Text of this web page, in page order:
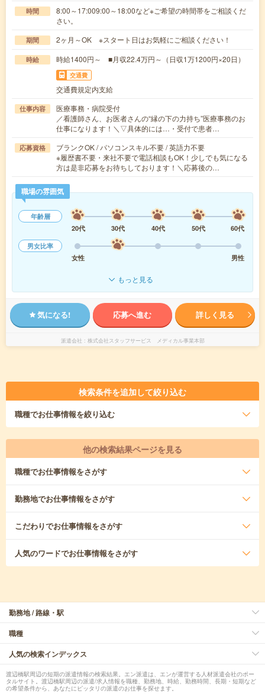
時間
8:00～17:009:00～18:00など※ご希望の時間帯をご相談くだ
さい。
期間 2ヶ月～OK ※スタート日はお気軽にご相談ください！
時給 時給1400円～ ■月収22.4万円～（日収1万1200円×20日）
交通費
交通費規定内支給
仕事内容
医療事務・病院受付
／看護師さん、お医者さんの“縁の下の力持ち”医療事務のお
仕事になります！＼▽具体的には…・受付で患者…
応募資格
ブランクOK / パソコンスキル不要 / 英語力不要
※履歴書不要・来社不要で電話相談もOK！少しでも気になる
方は是非応募をお待ちしております！＼応募後の…
職場の雰囲気
年齢層
20代
30代 40代 50代
60代
男女比率
女性
男性
もっと見る
気になる! 応募へ進む 詳しく見る
派遣会社 株式会社スタッフサービス メディカル事業本部
検索条件を追加して絞り込む
職種でお仕事情報を絞り込む
他の検索結果ページを見る
職種でお仕事情報をさがす
勤務地でお仕事情報をさがす
こだわりでお仕事情報をさがす
人気のワードでお仕事情報をさがす
勤務地 / 路線・駅
職種
人気の検索インデックス
渡辺橋駅周辺の短期の派遣情報の検索結果。エン派遣は、エンが運営する人材派遣会社のポー
タルサイト。渡辺橋駅周辺の派遣/求人情報を職種、勤務地、時給、勤務時間、長期・短期など
の希望条件から、あなたにピッタリの派遣のお仕事を探せます。